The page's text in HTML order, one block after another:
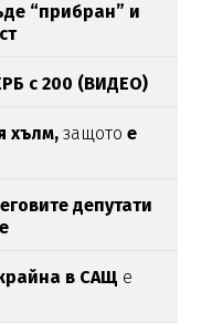
“прибран” и
с 200 (ВИДЕО)
хълм,защото е
депутати
в САЩ е